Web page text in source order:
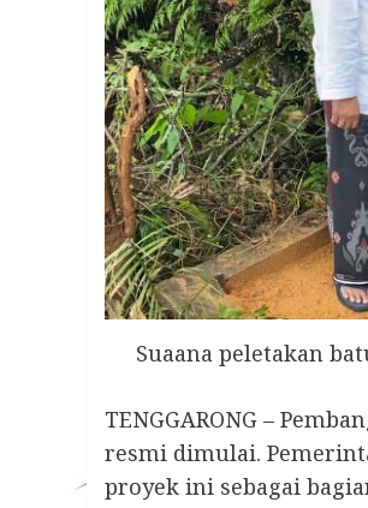
Suaana peletakan
TENGGARONG –
resmi dimulai.
proyek ini sebagai